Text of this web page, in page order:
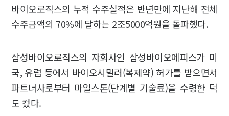
바이오로직스의 누적 수주실적은 반년만에 지난해 전체
수주금액의 70%에 달하는 2조5000억원을 돌파했다.
삼성바이오로직스의 자회사인 삼성바이오에피스가 미
국, 유럽 등에서 바이오시밀러(복제약) 허가를 받으면서
파트너사로부터 마일스톤(단계별 기술료)을 수령한 덕
도 컸다.